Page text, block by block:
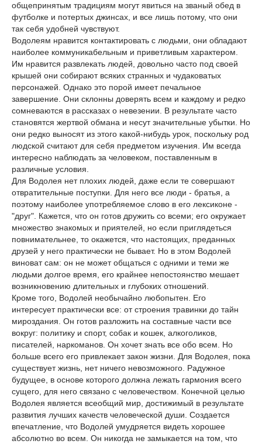
общепринятым традициям могут явиться на званый обед в
футболке и потертых джинсах, и все лишь потому, что они
так себя удобней чувствуют.
Водолеям нравится контактировать с людьми, они обладают
наиболее коммуникабельным и приветливым характером.
Им нравится развлекать людей, довольно часто под своей
крышей они собирают всяких странных и чудаковатых
персонажей. Однако это порой имеет печальное
завершение. Они склонны доверять всем и каждому и редко
сомневаются в рассказах о невезении. В результате часто
становятся жертвой обмана и несут значительные убытки. Но
они редко выносят из этого какой-нибудь урок, поскольку род
людской считают для себя предметом изучения. Им всегда
интересно наблюдать за человеком, поставленным в
различные условия.
Для Водолея нет плохих людей, даже если те совершают
отвратительные поступки. Для него все люди - братья, а
поэтому наиболее употребляемое слово в его лексиконе -
"друг". Кажется, что он готов дружить со всеми; его окружает
множество знакомых и приятелей, но если приглядеться
повнимательнее, то окажется, что настоящих, преданных
друзей у него практически не бывает. Но в этом Водолей
виноват сам: он не может общаться с одними и теми же
людьми долгое время, его крайнее непостоянство мешает
возникновению длительных и глубоких отношений.
Кроме того, Водолей необычайно любопытен. Его
интересует практически все: от строения травинки до тайн
мироздания. Он готов разложить на составные части все
вокруг: политику и спорт, собак и кошек, алкоголиков,
писателей, наркоманов. Он хочет знать все обо всем. Но
больше всего его привлекает закон жизни. Для Водолея, пока
существует жизнь, нет ничего невозможного. Радужное
будущее, в основе которого должна лежать гармония всего
сущего, для него связано с человечеством. Конечной целью
Водолея является всеобщий мир, достижимый в результате
развития лучших качеств человеческой души. Создается
впечатление, что Водолей умудряется видеть хорошее
абсолютно во всем. Он никогда не замыкается на том, что